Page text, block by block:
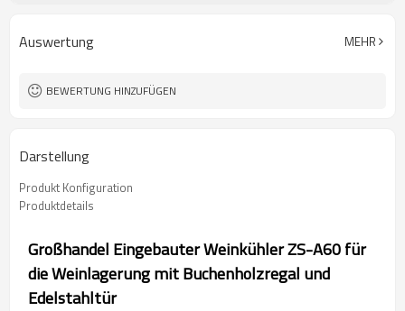
Klimatyp SN, N, ST
Auswertung MEHR
BEWERTUNG HINZUFÜGEN
Darstellung
Produkt Konfiguration
Produktdetails
Großhandel Eingebauter Weinkühler ZS-A60 für
die Weinlagerung mit Buchenholzregal und
Edelstahltür